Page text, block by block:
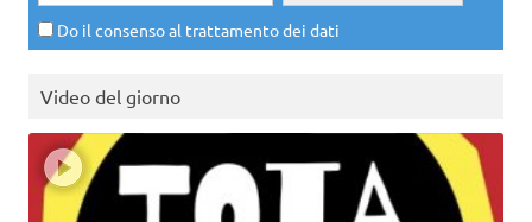
Do il consenso al trattamento dei dati
Video del giorno